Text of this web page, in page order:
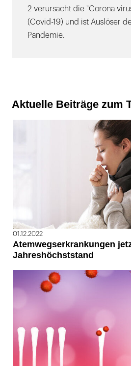
2 verursacht die "Corona
(Covid-19) und ist Auslöser
Pandemie.
Aktuelle Beiträge zum
01.12.2022
Atemwegserkrankungen
Jahreshöchststand